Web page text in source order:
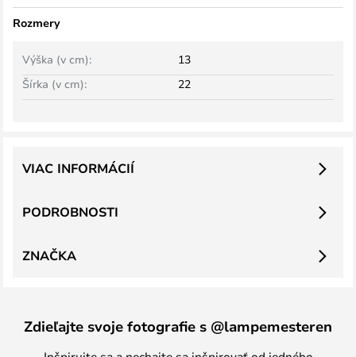
Rozmery
Šírka (v cm): 22
Výška (v cm): 13
PODROBNOSTI
VIAC INFORMÁCIÍ
ZNAČKA
Zdieľajte svoje fotografie s @lampemesteren